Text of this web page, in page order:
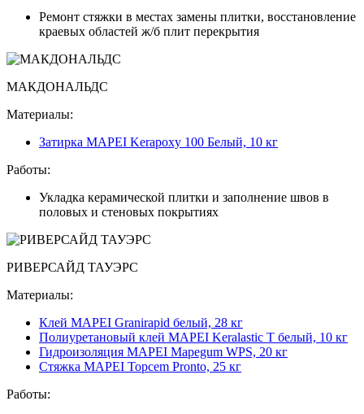
Ремонт стяжки в местах замены плитки, восстановление
краевых областей ж/б плит перекрытия
МАКДОНАЛЬДС
Материалы:
Затирка MAPEI Kerapoxy 100 Белый, 10 кг
Работы:
Укладка керамической плитки и заполнение швов в
половых и стеновых покрытиях
РИВЕРСАЙД ТАУЭРС
Материалы:
Клей MAPEI Granirapid белый, 28 кг
Полиуретановый клей MAPEI Keralastic T белый, 10 кг
Гидроизоляция MAPEI Mapegum WPS, 20 кг
Стяжка MAPEI Topcem Pronto, 25 кг
Работы: